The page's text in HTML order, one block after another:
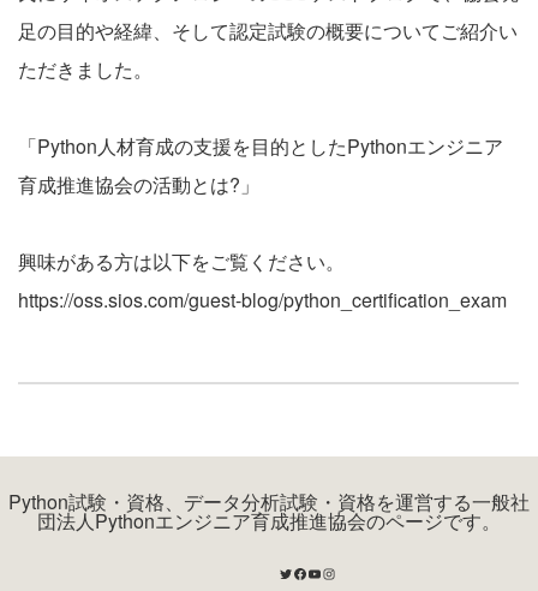
足の目的や経緯、そして認定試験の概要についてご紹介い
ただきました。
「Python人材育成の支援を目的としたPythonエンジニア
育成推進協会の活動とは?」
興味がある方は以下をご覧ください。
https://oss.sios.com/guest-blog/python_certification_exam
Python試験・資格、データ分析試験・資格を運営する一般社
団法人Pythonエンジニア育成推進協会のページです。
Twitter
Facebook
YouTube
Instagram